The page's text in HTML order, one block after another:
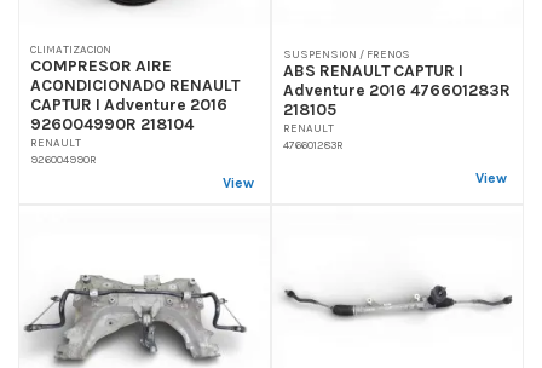
CLIMATIZACION
COMPRESOR AIRE
ACONDICIONADO RENAULT
CAPTUR I Adventure 2016
926004990R 218104
RENAULT
926004990R
View
SUSPENSION / FRENOS
ABS RENAULT CAPTUR I
Adventure 2016 476601283R
218105
RENAULT
476601283R
View